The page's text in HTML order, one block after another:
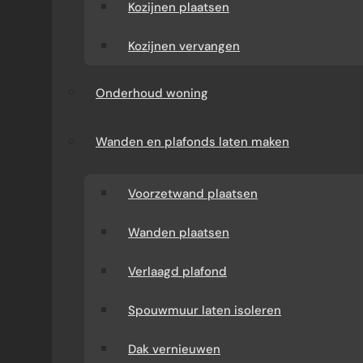
Kozijnen plaatsen
Kozijnen vervangen
Onderhoud woning
Wanden en plafonds laten maken
Voorzetwand plaatsen
Wanden plaatsen
Verlaagd plafond
Spouwmuur laten isoleren
Dak vernieuwen
BELANGRIJK IS
De badkamer is een van de meest gebruikte